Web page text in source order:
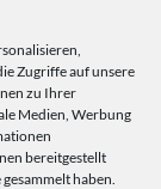
Zugriffe auf unsere
zu Ihrer
Medien, Werbung
bereitgestellt
haben.